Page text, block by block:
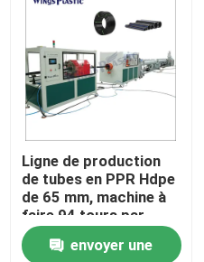
Ligne de production
de tubes en PPR Hdpe
de 65 mm, machine à
faire 94 tours par
minute
envoyer une